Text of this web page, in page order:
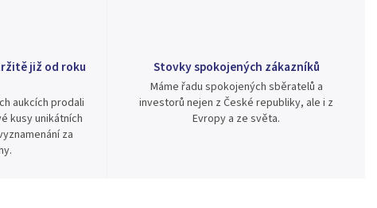
již od roku
aukcích prodali
kusy unikátních
za
Stovky spokojených zákazníků
Máme řadu spokojených sběratelů a
investorů nejen z České republiky, ale i z
Evropy a ze světa.